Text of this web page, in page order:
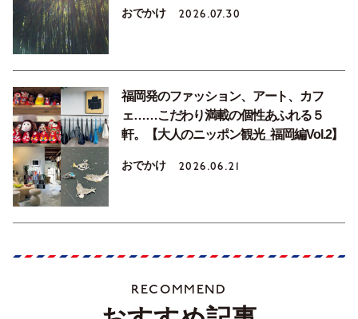
おでかけ 2026.07.30
福岡発のファッション、アート、カフ
ェ……こだわり満載の個性あふれる５
軒。【大人のニッポン観光_福岡編Vol.2】
おでかけ 2026.06.21
RECOMMEND